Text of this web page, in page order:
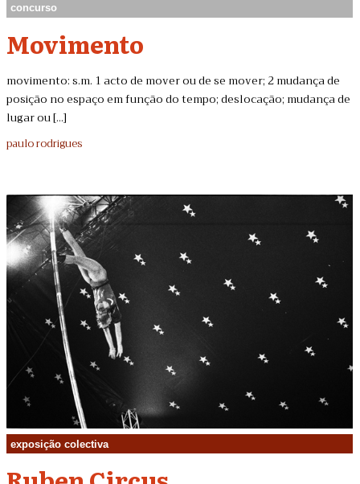
concurso
Movimento
movimento: s.m. 1 acto de mover ou de se mover; 2 mudança de
posição no espaço em função do tempo; deslocação; mudança de
lugar ou [...]
paulo rodrigues
exposição colectiva